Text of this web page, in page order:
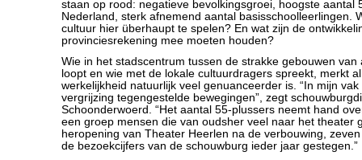
staan op rood: negatieve bevolkingsgroei, hoogste aantal
Nederland, sterk afnemend aantal basisschoolleerlingen.
cultuur hier überhaupt te spelen? En wat zijn de
provinciesrekening mee moeten houden?
Wie in het stadscentrum tussen de strakke gebouwen van
loopt en wie met de lokale cultuurdragers spreekt, merkt
werkelijkheid natuurlijk veel genuanceerder is. “In mijn
vergrijzing tegengestelde bewegingen”, zegt
Schoonderwoerd. “Het aantal 55-plussers neemt hand
een groep mensen die van oudsher veel naar het theater
heropening van Theater Heerlen na de verbouwing,
de bezoekcijfers van de schouwburg ieder jaar gestegen.”